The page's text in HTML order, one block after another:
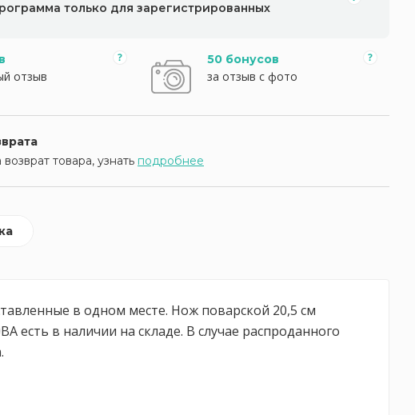
только для зарегистрированных
отзыв
50 бонусов
за отзыв с фото
товара, узнать подробнее
в одном месте. Нож поварской 20,5 см
есть в наличии на складе. В случае распроданного